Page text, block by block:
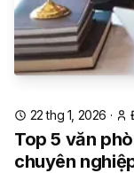
22 thg 1, 2026 ·
Top 5 văn
chuyên